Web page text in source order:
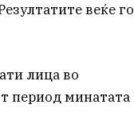
веќе го
лица во
период минатата